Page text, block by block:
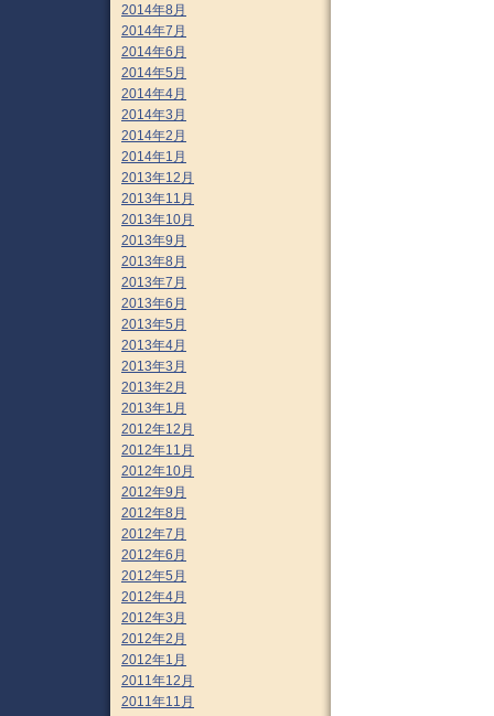
2014年8月
2014年7月
2014年6月
2014年5月
2014年4月
2014年3月
2014年2月
2014年1月
2013年12月
2013年11月
2013年10月
2013年9月
2013年8月
2013年7月
2013年6月
2013年5月
2013年4月
2013年3月
2013年2月
2013年1月
2012年12月
2012年11月
2012年10月
2012年9月
2012年8月
2012年7月
2012年6月
2012年5月
2012年4月
2012年3月
2012年2月
2012年1月
2011年12月
2011年11月